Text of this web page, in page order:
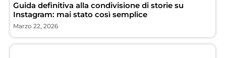
Guida definitiva alla condivisione di storie su
Instagram: mai stato così semplice
Marzo 22, 2026